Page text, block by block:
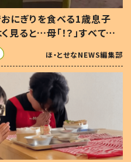
おにぎりを食べる1歳息子
見ると…母「！？」すべてを
投稿に「可愛いから許
犯〜」
ほ・とせなNEWS編集部